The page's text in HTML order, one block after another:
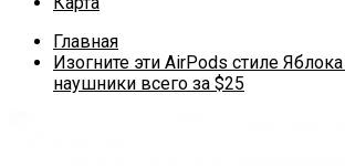
Главная
Изогните эти AirPods стиле
наушники всего за $25